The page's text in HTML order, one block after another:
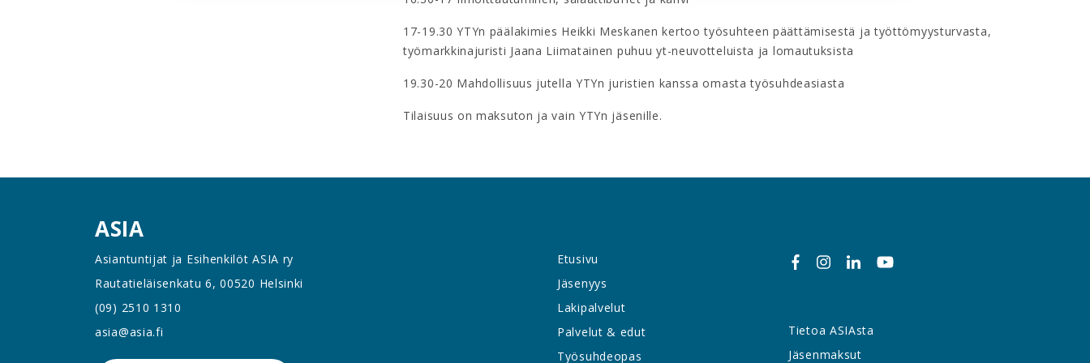
17-19.30 YTYn päälakimies Heikki Meskanen kertoo työsuhteen päättämisestä ja työttömyysturvasta,
työmarkkinajuristi Jaana Liimatainen puhuu yt-neuvotteluista ja lomautuksista
19.30-20 Mahdollisuus jutella YTYn juristien kanssa omasta työsuhdeasiasta
Tilaisuus on maksuton ja vain YTYn jäsenille.
ASIA
Asiantuntijat ja Esihenkilöt ASIA ry
Rautatieläisenkatu 6, 00520 Helsinki
(09) 2510 1310
asia@asia.fi
Etusivu
Jäsenyys
Lakipalvelut
Palvelut & edut
Työsuhdeopas
Tietoa ASIAsta
Jäsenmaksut